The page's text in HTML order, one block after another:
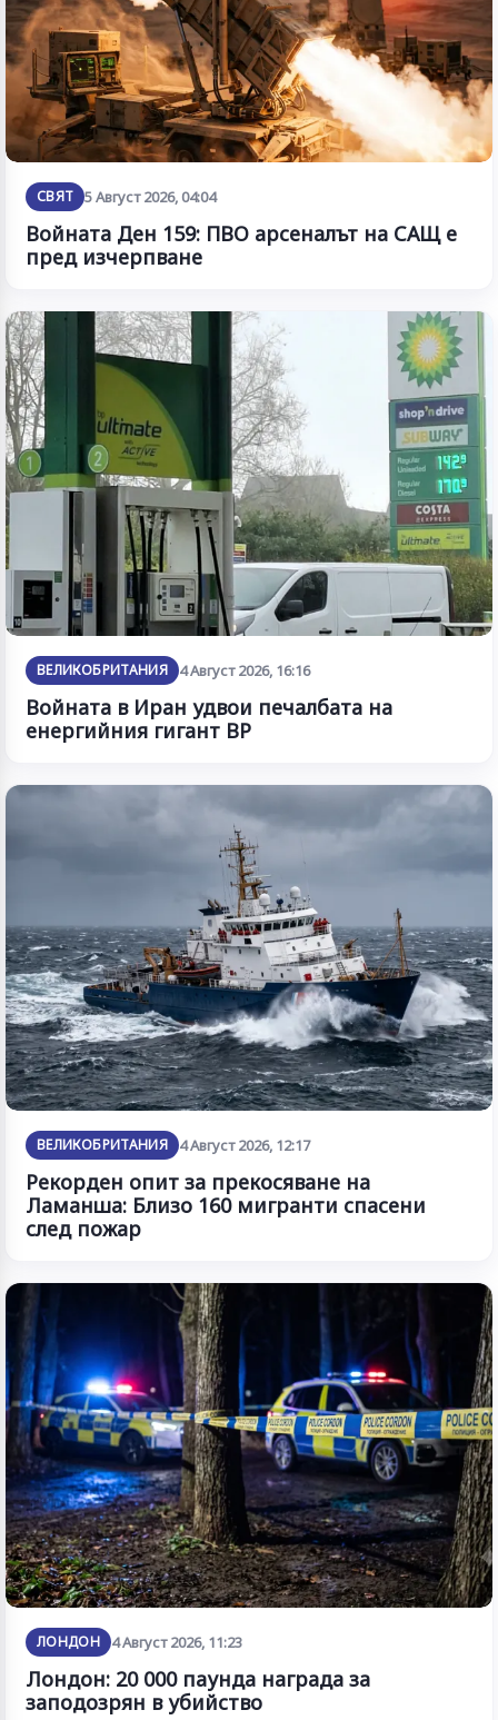
СВЯТ 5 Август 2026, 04:04
Войната Ден 159: ПВО арсеналът на САЩ е
пред изчерпване
ВЕЛИКОБРИТАНИЯ 4 Август 2026, 16:16
Войната в Иран удвои печалбата на
енергийния гигант BP
ВЕЛИКОБРИТАНИЯ 4 Август 2026, 12:17
Рекорден опит за прекосяване на
Ламанша: Близо 160 мигранти спасени
след пожар
ЛОНДОН 4 Август 2026, 11:23
Лондон: 20 000 паунда награда за
заподозрян в убийство